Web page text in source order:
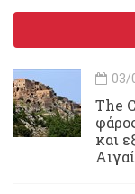
03/
Τhe
και